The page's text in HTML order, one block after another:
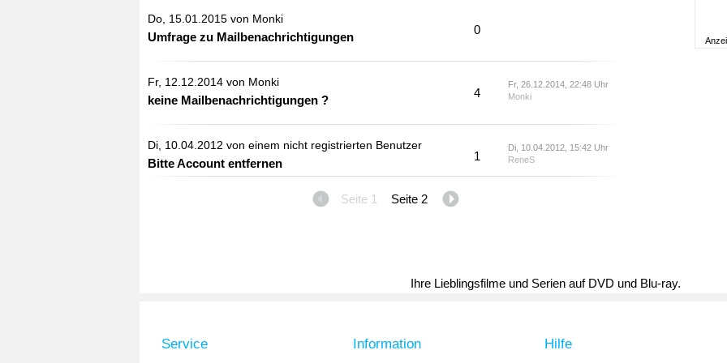
Do, 15.01.2015 von Monki
Umfrage zu Mailbenachrichtigungen
0
Fr, 12.12.2014 von Monki
keine Mailbenachrichtigungen ?
4
Fr, 26.12.2014, 22:48 Uhr
Monki
Di, 10.04.2012 von einem nicht registrierten Benutzer
Bitte Account entfernen
1
Di, 10.04.2012, 15:42 Uhr
ReneS
Seite 1 Seite 2
Ihre Lieblingsfilme und Serien auf DVD und Blu-ray.
Service Information Hilfe